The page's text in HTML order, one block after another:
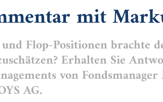
mit
Flop-Positionen brachte
Erhalten Sie
von
AG.